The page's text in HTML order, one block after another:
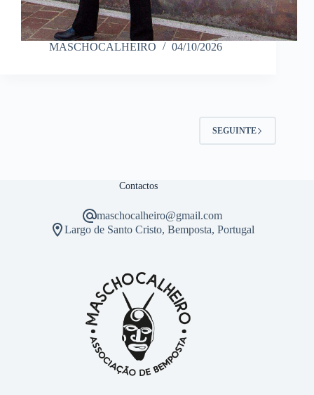
MASCHOCALHEIRO 04/10/2026
SEGUINTE
Contactos
maschocalheiro@gmail.com
Largo de Santo Cristo, Bemposta, Portugal